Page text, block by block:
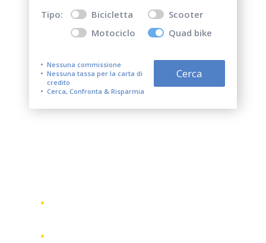
Tipo: Bicicletta
Scooter
Motociclo
Quad bike
Nessuna commissione
Nessuna tassa per la carta di
credito
Cerca, Confronta & Risparmia
Cerca